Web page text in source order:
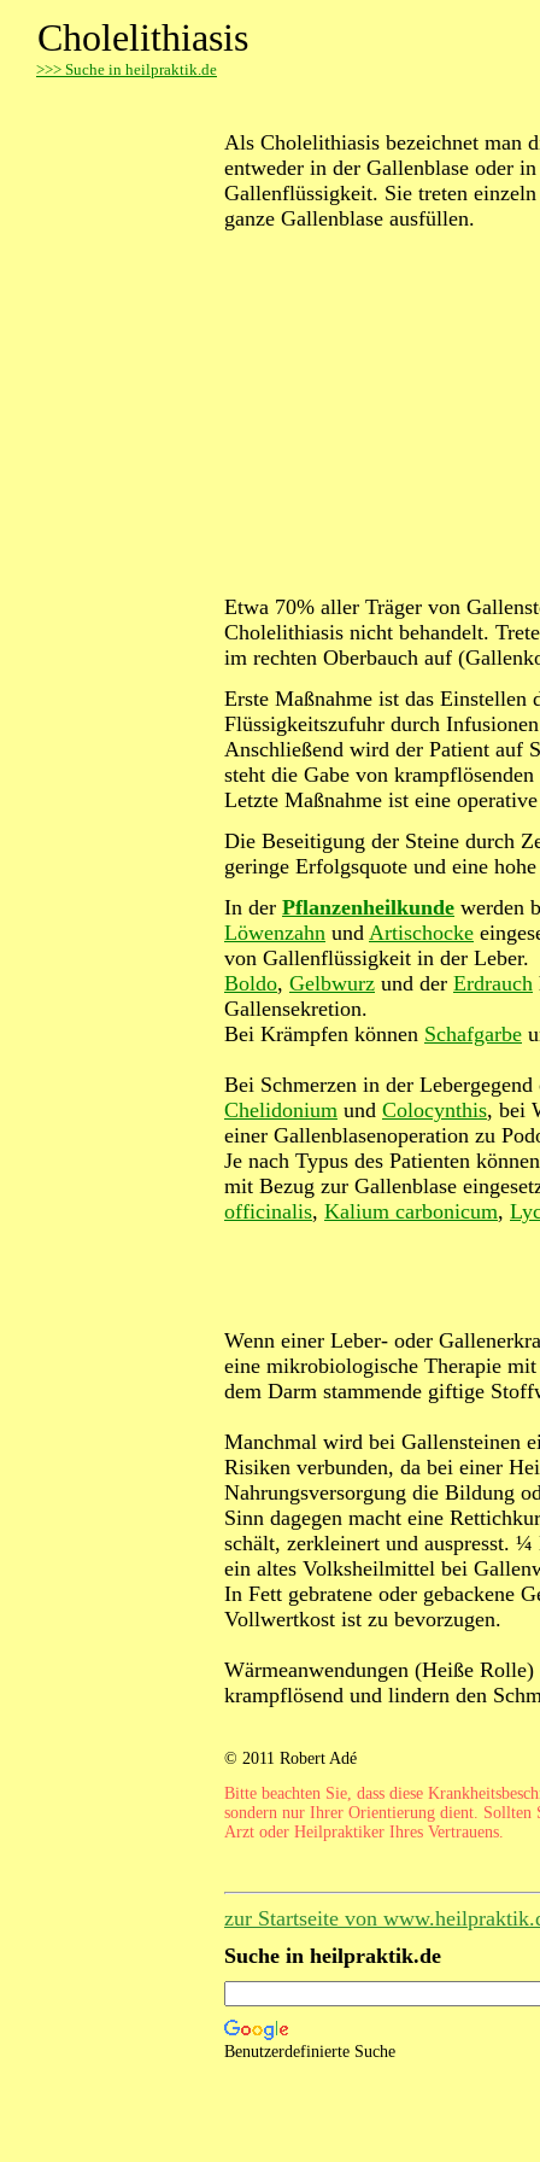
Cholelithiasis
>>> Suche in heilpraktik.de
Als Cholelithiasis bezeichnet man
entweder in der Gallenblase oder
Gallenflüssigkeit. Sie treten
ganze Gallenblase ausfüllen.
Etwa 70% aller Träger von
Cholelithiasis nicht behandelt.
im rechten Oberbauch auf
Erste Maßnahme ist das Einstellen
Flüssigkeitszufuhr durch
Anschließend wird der Patient auf
steht die Gabe von
Letzte Maßnahme ist eine
Die Beseitigung der Steine durch
geringe Erfolgsquote und eine
In der Pflanzenheilkunde werden
Löwenzahn und Artischocke
von Gallenflüssigkeit in der Leber.
Boldo, Gelbwurz und der Erdrauch
Gallensekretion.
Bei Krämpfen können Schafgarbe
Bei Schmerzen in der
Chelidonium und Colocynthis, bei
einer Gallenblasenoperation zu
Je nach Typus des Patienten
mit Bezug zur Gallenblase
officinalis, Kalium carbonicum,
Wenn einer Leber- oder
eine mikrobiologische Therapie
dem Darm stammende giftige
Manchmal wird bei Gallensteinen
Risiken verbunden, da bei einer
Nahrungsversorgung die Bildung
Sinn dagegen macht eine
schält, zerkleinert und auspresst.
ein altes Volksheilmittel bei
In Fett gebratene oder gebackene
Vollwertkost ist zu bevorzugen.
Wärmeanwendungen (Heiße
krampflösend und lindern den
© 2011 Robert Adé
Bitte beachten Sie, dass diese
sondern nur Ihrer Orientierung dient. Sollten
Arzt oder Heilpraktiker Ihres Vertrauens.
zur Startseite von
Suche in heilpraktik.de
Benutzerdefinierte Suche